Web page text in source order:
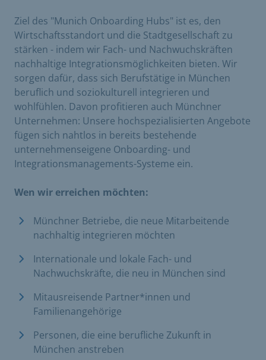
Ziel des "Munich Onboarding Hubs" ist es, den
Wirtschaftsstandort und die Stadtgesellschaft zu
stärken - indem wir Fach- und Nachwuchskräften
nachhaltige Integrationsmöglichkeiten bieten. Wir
sorgen dafür, dass sich Berufstätige in München
beruflich und soziokulturell integrieren und
wohlfühlen. Davon profitieren auch Münchner
Unternehmen: Unsere hochspezialisierten Angebote
fügen sich nahtlos in bereits bestehende
unternehmenseigene Onboarding- und
Integrationsmanagements-Systeme ein.
Wen wir erreichen möchten:
Münchner Betriebe, die neue Mitarbeitende
nachhaltig integrieren möchten
Internationale und lokale Fach- und
Nachwuchskräfte, die neu in München sind
Mitausreisende Partner*innen und
Familienangehörige
Personen, die eine berufliche Zukunft in
München anstreben